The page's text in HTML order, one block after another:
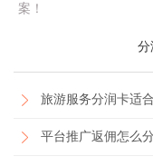
案！
分